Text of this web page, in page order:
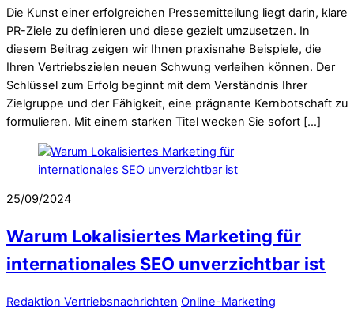
Die Kunst einer erfolgreichen Pressemitteilung liegt darin, klare
PR-Ziele zu definieren und diese gezielt umzusetzen. In
diesem Beitrag zeigen wir Ihnen praxisnahe Beispiele, die
Ihren Vertriebszielen neuen Schwung verleihen können. Der
Schlüssel zum Erfolg beginnt mit dem Verständnis Ihrer
Zielgruppe und der Fähigkeit, eine prägnante Kernbotschaft zu
formulieren. Mit einem starken Titel wecken Sie sofort […]
25/09/2024
Warum Lokalisiertes Marketing für
internationales SEO unverzichtbar ist
Redaktion Vertriebsnachrichten Online-Marketing